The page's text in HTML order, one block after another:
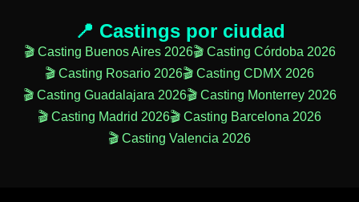
📍 Castings por ciudad
🎬 Casting Buenos Aires 2026🎬 Casting Córdoba 2026
🎬 Casting Rosario 2026🎬 Casting CDMX 2026
🎬 Casting Guadalajara 2026🎬 Casting Monterrey 2026
🎬 Casting Madrid 2026🎬 Casting Barcelona 2026
🎬 Casting Valencia 2026